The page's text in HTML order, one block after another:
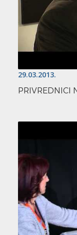
29.03.2013.
PRIVREDNICI